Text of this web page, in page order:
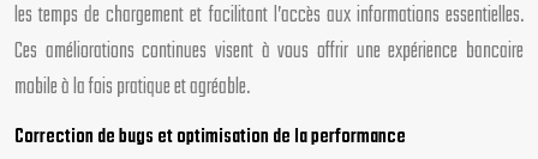
les temps de chargement et facilitant l’accès aux informations essentielles.
Ces améliorations continues visent à vous offrir une expérience bancaire
mobile à la fois pratique et agréable.
Correction de bugs et optimisation de la performance